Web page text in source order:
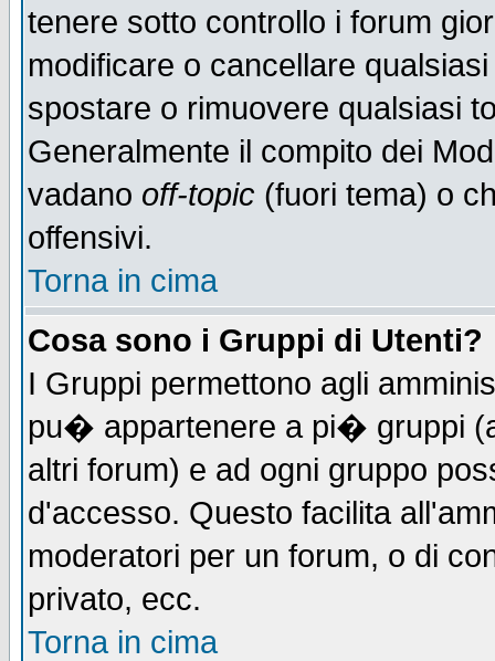
tenere sotto controllo i forum
modificare o cancellare
spostare o rimuovere qualsiasi
Generalmente il compito dei
vadano off-topic (fuori tema) o
offensivi.
Torna in cima
Cosa sono i Gruppi di Utenti?
I Gruppi permettono agli
pu� appartenere a pi� gruppi
altri forum) e ad ogni gruppo
d'accesso. Questo facilita
moderatori per un forum, o di
privato, ecc.
Torna in cima